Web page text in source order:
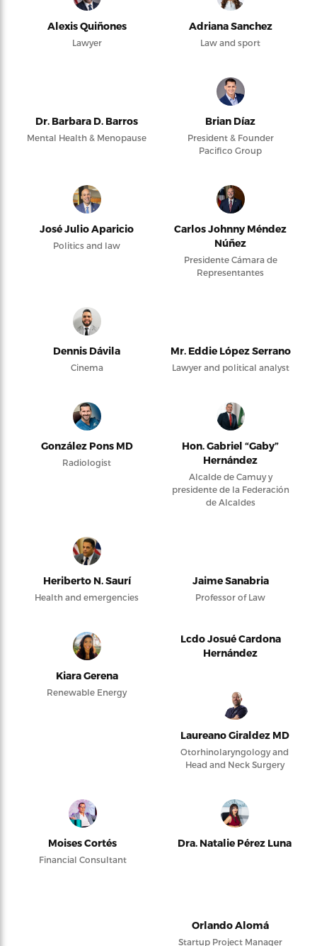
Alexis Quiñones
Lawyer
Adriana Sanchez
Law and sport
Dr. Barbara D. Barros
Mental Health & Menopause
Brian Díaz
President & Founder
Pacifico Group
José Julio Aparicio
Politics and law
Carlos Johnny Méndez
Núñez
Presidente Cámara de
Representantes
Dennis Dávila
Cinema
Mr. Eddie López Serrano
Lawyer and political analyst
González Pons MD
Radiologist
Hon. Gabriel “Gaby”
Hernández
Alcalde de Camuy y
presidente de la Federación
de Alcaldes
Heriberto N. Saurí
Health and emergencies
Jaime Sanabria
Professor of Law
Kiara Gerena
Renewable Energy
Lcdo Josué Cardona
Hernández
Laureano Giraldez MD
Otorhinolaryngology and
Head and Neck Surgery
Moises Cortés
Financial Consultant
Dra. Natalie Pérez Luna
Orlando Alomá
Startup Project Manager